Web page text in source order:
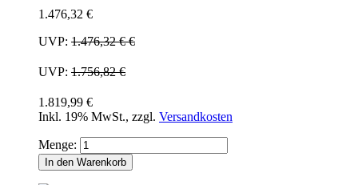
1.476,32 €
UVP: 1.476,32 €€
UVP: 1.756,82 €
1.819,99 €
Inkl. 19% MwSt., zzgl. Versandkosten
Menge:
In den Warenkorb